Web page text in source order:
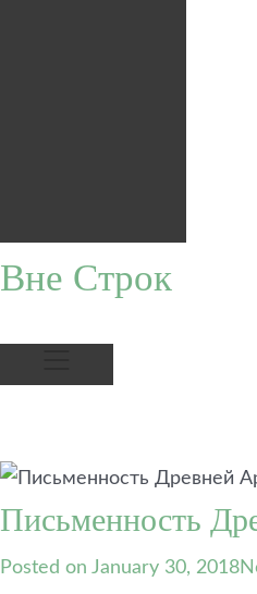
Вне Строк
Письменность
Posted on January 30, 2018